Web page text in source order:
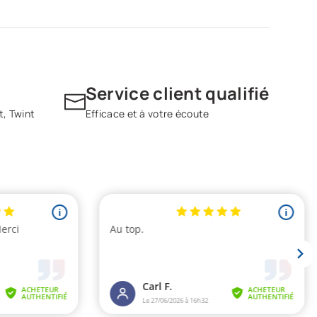
Twint
Service client qualifié
Efficace et à votre écoute